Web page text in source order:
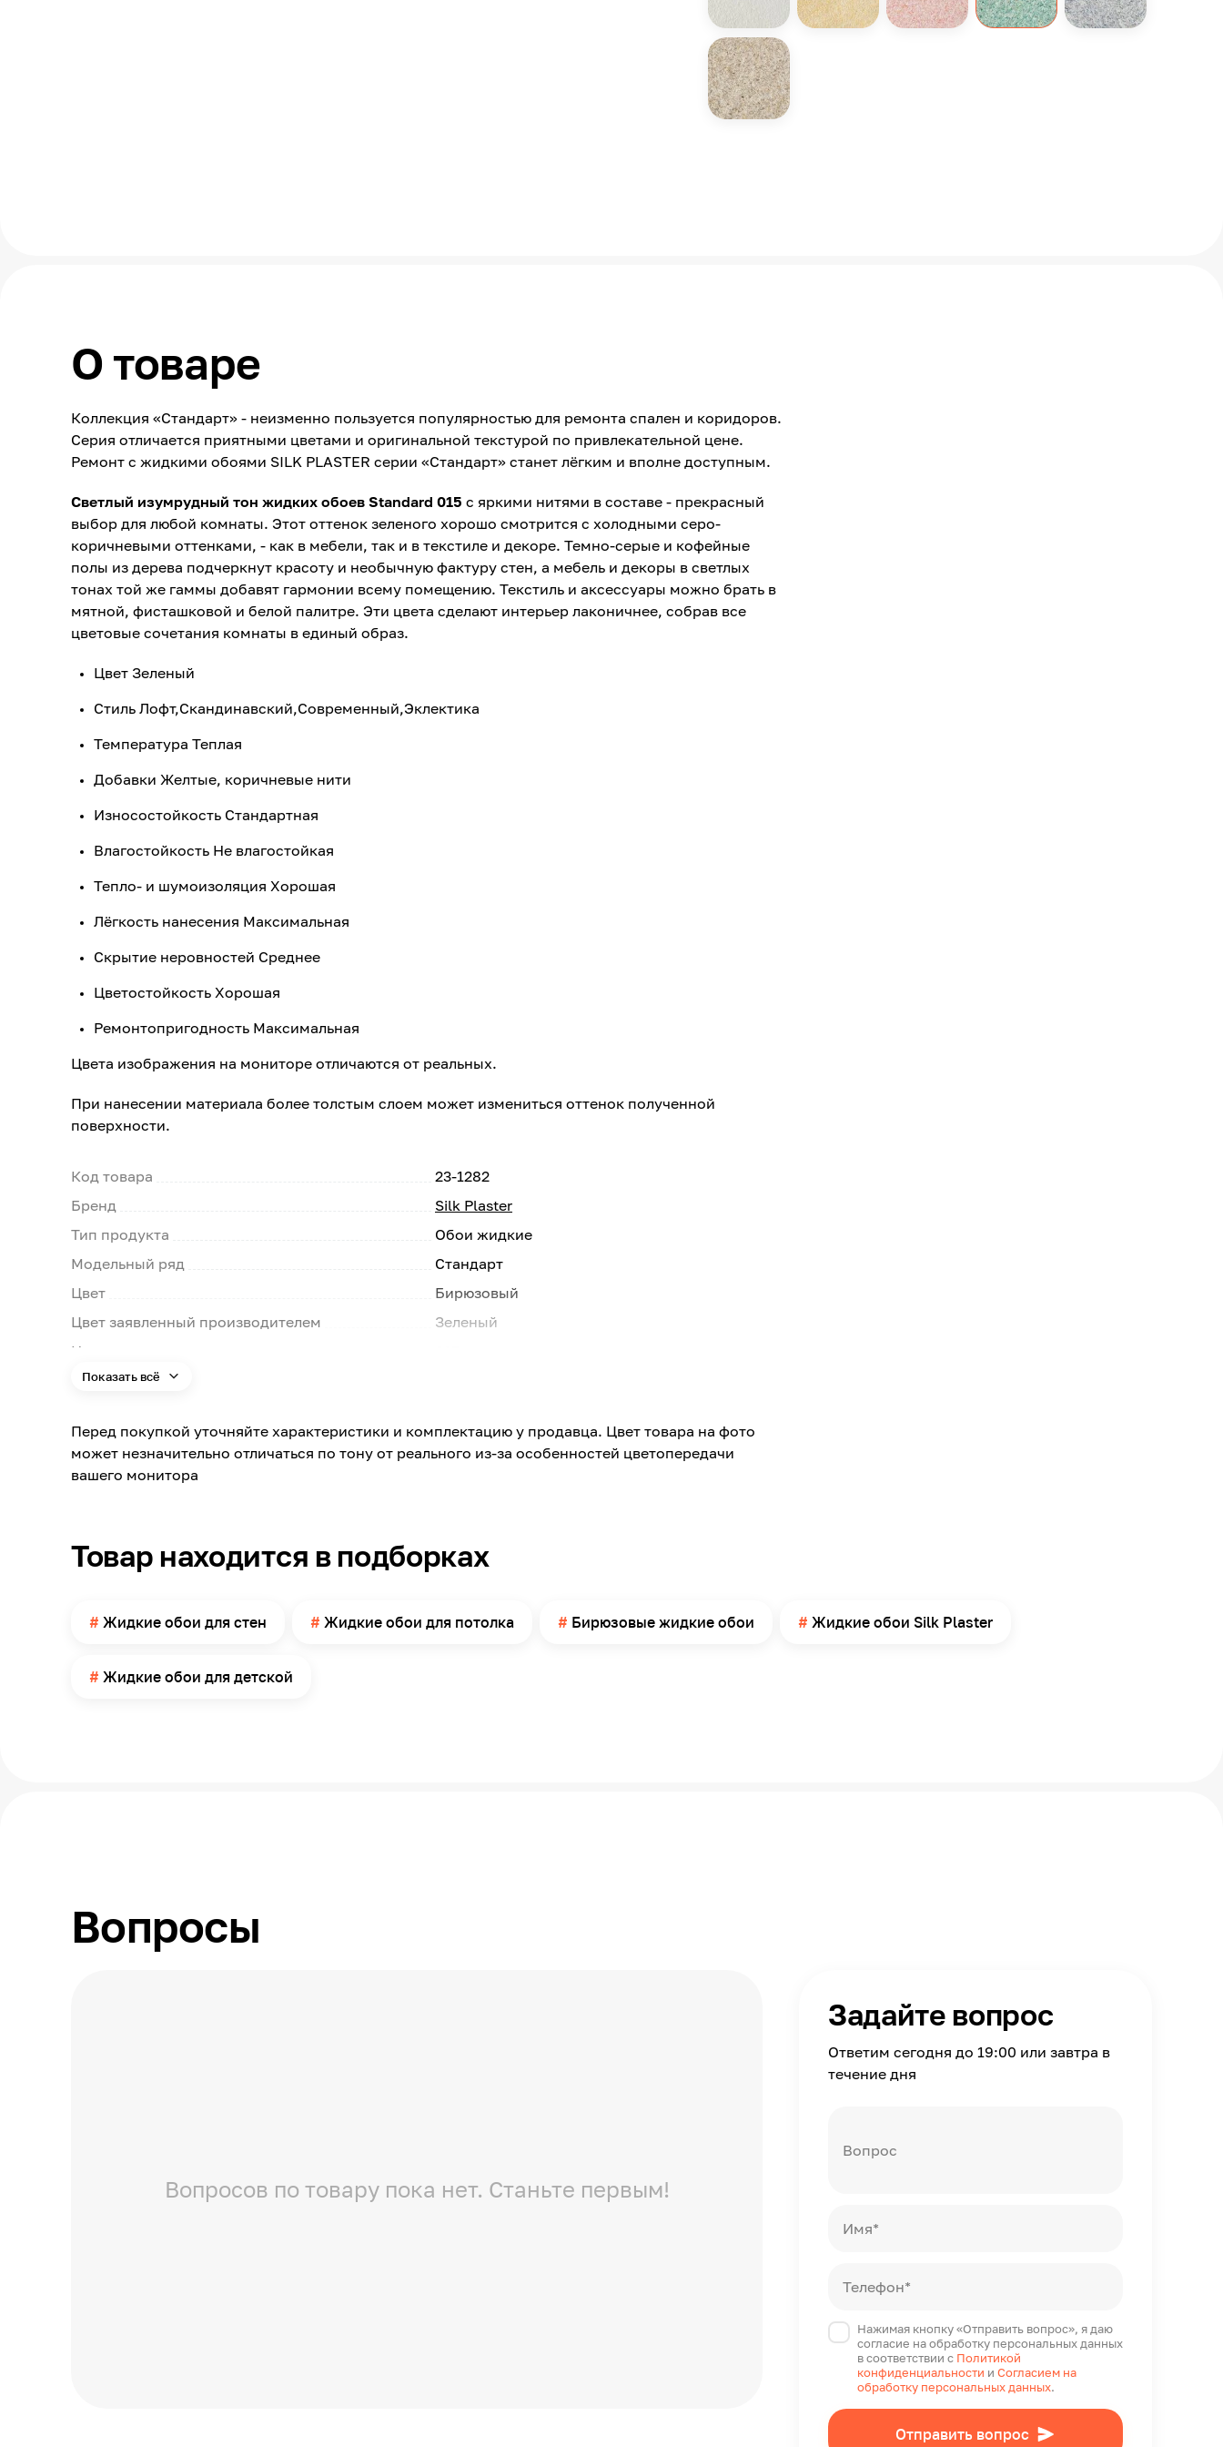
О товаре
Коллекция «Стандарт» - неизменно пользуется популярностью для ремонта спален и коридоров.
Серия отличается приятными цветами и оригинальной текстурой по привлекательной цене.
Ремонт с жидкими обоями SILK PLASTER серии «Стандарт» станет лёгким и вполне доступным.
Светлый изумрудный тон жидких обоев Standard 015 с яркими нитями в составе - прекрасный
выбор для любой комнаты. Этот оттенок зеленого хорошо смотрится с холодными серо-
коричневыми оттенками, - как в мебели, так и в текстиле и декоре. Темно-серые и кофейные
полы из дерева подчеркнут красоту и необычную фактуру стен, а мебель и декоры в светлых
тонах той же гаммы добавят гармонии всему помещению. Текстиль и аксессуары можно брать в
мятной, фисташковой и белой палитре. Эти цвета сделают интерьер лаконичнее, собрав все
цветовые сочетания комнаты в единый образ.
Цвет Зеленый
Стиль Лофт,Скандинавский,Современный,Эклектика
Температура Теплая
Добавки Желтые, коричневые нити
Износостойкость Стандартная
Влагостойкость Не влагостойкая
Тепло- и шумоизоляция Хорошая
Лёгкость нанесения Максимальная
Скрытие неровностей Среднее
Цветостойкость Хорошая
Ремонтопригодность Максимальная
Цвета изображения на мониторе отличаются от реальных.
При нанесении материала более толстым слоем может измениться оттенок полученной
поверхности.
Код товара
23-1282
Бренд
Silk Plaster
Тип продукта
Обои жидкие
Модельный ряд
Стандарт
Цвет
Бирюзовый
Цвет заявленный производителем
Зеленый
Номер цвета
Поверхность
Поверхность применения
Стена, Потолок
Упаковка
Пакет
Страна производства
Показать всё
Перед покупкой уточняйте характеристики и комплектацию у продавца. Цвет товара на фото
может незначительно отличаться по тону от реального из-за особенностей цветопередачи
вашего монитора
Товар находится в подборках
Жидкие обои для стен Жидкие обои для потолка Бирюзовые жидкие обои Жидкие обои Silk Plaster
Жидкие обои для детской
Вопросы
Вопросов по товару пока нет. Станьте первым!
Задайте вопрос
Ответим сегодня до 19:00 или завтра в
течение дня
Вопрос
Имя*
Телефон*
Нажимая кнопку «Отправить вопрос», я даю
согласие на обработку персональных данных
в соответствии с Политикой
конфиденциальности и Согласием на
обработку персональных данных.
Отправить вопрос